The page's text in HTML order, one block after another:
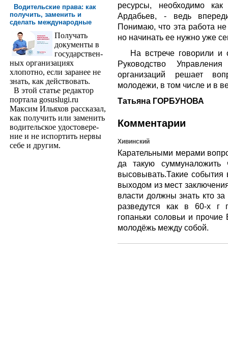
Водительские права: как
получить, заменить и
сделать международ­ные
Получать
доку­менты в
государствен­
ных организациях
хлопотно, если заранее не
знать, как действовать.
В этой статье редактор
портала gosuslugi.ru
Максим Ильяхов рассказал,
как получить или заменить
водительское удостовере­
ние и не испортить нервы
себе и другим.
ресурсы, необходимо
Ардабьев, - ведь
Понимаю, что эта работа
но начинать ее нужно уже
На встрече говорили и о
Руководство
организаций решает
молодежи, в том числе и в
Татьяна ГОРБУНОВА
Комментарии
Хивинский
Карательными мерами
да такую
высовывать.Такие события
выходом из мест
власти должны знать кто
разведутся как в 60-х г
гопаньки соловьи и прочие
молодёжь между собой.